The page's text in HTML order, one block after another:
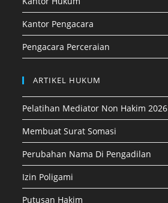
Kantor Pengacara
Pengacara Perceraian
ARTIKEL HUKUM
Pelatihan Mediator Non Hakim 2026
Membuat Surat Somasi
Perubahan Nama Di Pengadilan
Izin Poligami
Putusan Hakim